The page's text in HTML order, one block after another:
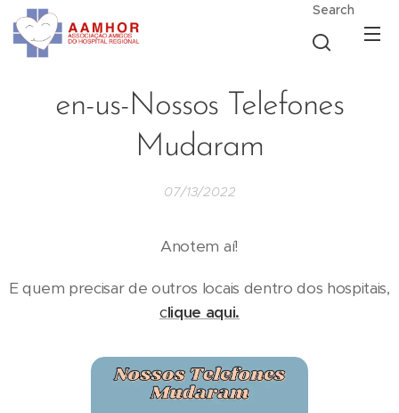
Search
en-us-Nossos Telefones
Mudaram
07/13/2022
Anotem aí!
E quem precisar de outros locais dentro dos hospitais,
clique aqui.